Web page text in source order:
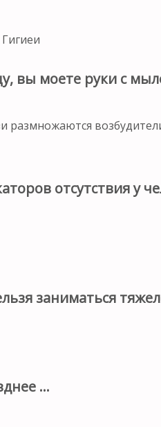
вы моете руки с
размножаются
отсутствия у
заниматься
...